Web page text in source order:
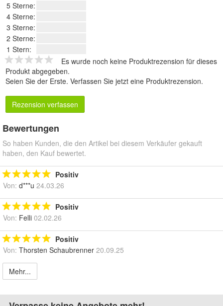
5 Sterne:
4 Sterne:
3 Sterne:
2 Sterne:
1 Stern:
Es wurde noch keine Produktrezension für dieses
Produkt abgegeben.
Seien Sie der Erste. Verfassen Sie jetzt eine Produktrezension.
Rezension verfassen
Bewertungen
So haben Kunden, die den Artikel bei diesem Verkäufer gekauft
haben, den Kauf bewertet.
Positiv
Von: d***u 24.03.26
Positiv
Von: Felli 02.02.26
Positiv
Von: Thorsten Schaubrenner 20.09.25
Mehr...